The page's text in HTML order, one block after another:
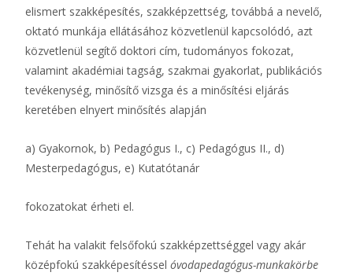
elismert szakképesítés, szakképzettség, továbbá a nevelő,
oktató munkája ellátásához közvetlenül kapcsolódó, azt
közvetlenül segítő doktori cím, tudományos fokozat,
valamint akadémiai tagság, szakmai gyakorlat, publikációs
tevékenység, minősítő vizsga és a minősítési eljárás
keretében elnyert minősítés alapján
a) Gyakornok, b) Pedagógus I., c) Pedagógus II., d)
Mesterpedagógus, e) Kutatótanár
fokozatokat érheti el.
Tehát ha valakit felsőfokú szakképzettséggel vagy akár
középfokú szakképesítéssel óvodapedagógus-munkakörbe